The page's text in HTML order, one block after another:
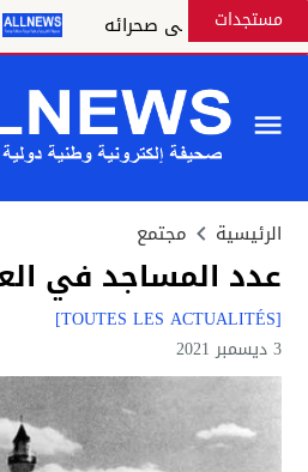
مستجدات
على صحرائه
الرئيسية مجتمع
عدد المساجد في
[TOUTES LES ACTUALITÉS]
3 ديسمبر 2021